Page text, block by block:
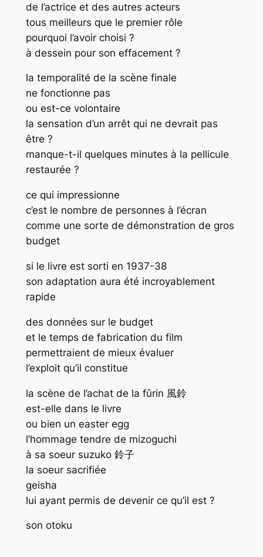
de l’actrice et des autres acteurs
tous meilleurs que le premier rôle
pourquoi l’avoir choisi ?
à dessein pour son effacement ?
la temporalité de la scène finale
ne fonctionne pas
ou est-ce volontaire
la sensation d’un arrêt qui ne devrait pas
être ?
manque-t-il quelques minutes à la pellicule
restaurée ?
ce qui impressionne
c’est le nombre de personnes à l’écran
comme une sorte de démonstration de gros
budget
si le livre est sorti en 1937-38
son adaptation aura été incroyablement
rapide
des données sur le budget
et le temps de fabrication du film
permettraient de mieux évaluer
l’exploit qu’il constitue
la scène de l’achat de la fûrin 風鈴
est-elle dans le livre
ou bien un easter egg
l’hommage tendre de mizoguchi
à sa soeur suzuko 鈴子
la soeur sacrifiée
geisha
lui ayant permis de devenir ce qu’il est ?
son otoku